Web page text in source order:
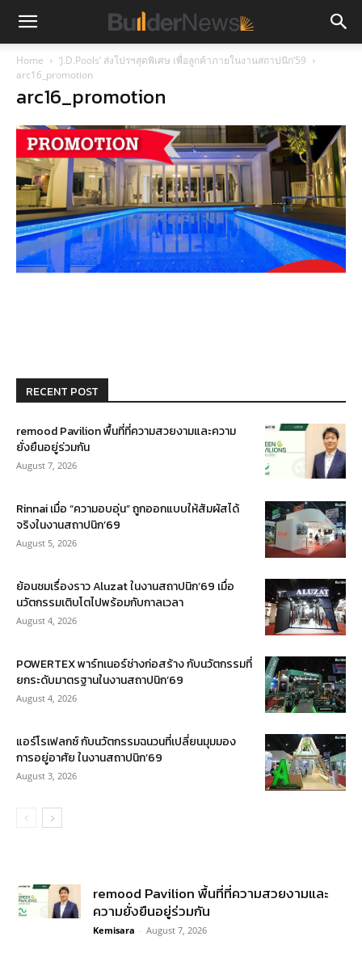
Home
‘J.D.Pools’ ส่งโปรฯสุดพิเศษ เพื่อลูกค้าภายในงานสถาปนิก’59
arc16_promotion
arc16_promotion
RECENT POST
remood Pavilion พื้นที่ที่ความสวยงามและความ
ยั่งยืนอยู่ร่วมกัน
August 7, 2026
Rinnai เมื่อ “ความอบอุ่น” ถูกออกแบบให้สัมผัสได้
จริงในงานสถาปนิก’69
August 5, 2026
ย้อนชมเรื่องราว Aluzat ในงานสถาปนิก’69 เมื่อ
นวัตกรรมเติบโตไปพร้อมกับกาลเวลา
August 4, 2026
POWERTEX พาร์ทเนอร์ช่างก่อสร้าง กับนวัตกรรมที่
ยกระดับมาตรฐานในงานสถาปนิก’69
August 4, 2026
แอร์โรเฟลกซ์ กับนวัตกรรมฉนวนที่เปลี่ยนมุมมอง
การอยู่อาศัย ในงานสถาปนิก’69
August 3, 2026
remood Pavilion พื้นที่ที่ความสวยงามและ
ความยั่งยืนอยู่ร่วมกัน
Kemisara - August 7, 2026